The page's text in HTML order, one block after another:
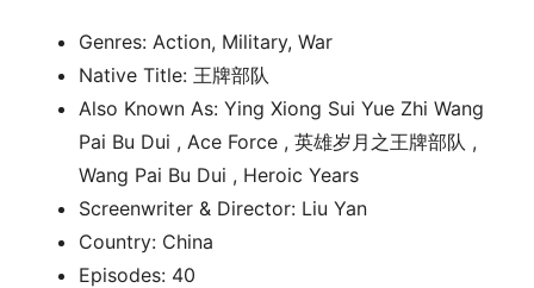
Genres: Action, Military, War
Native Title: 王牌部队
Also Known As: Ying Xiong Sui Yue Zhi Wang
Pai Bu Dui , Ace Force , 英雄岁月之王牌部队 ,
Wang Pai Bu Dui , Heroic Years
Screenwriter & Director: Liu Yan
Country: China
Episodes: 40